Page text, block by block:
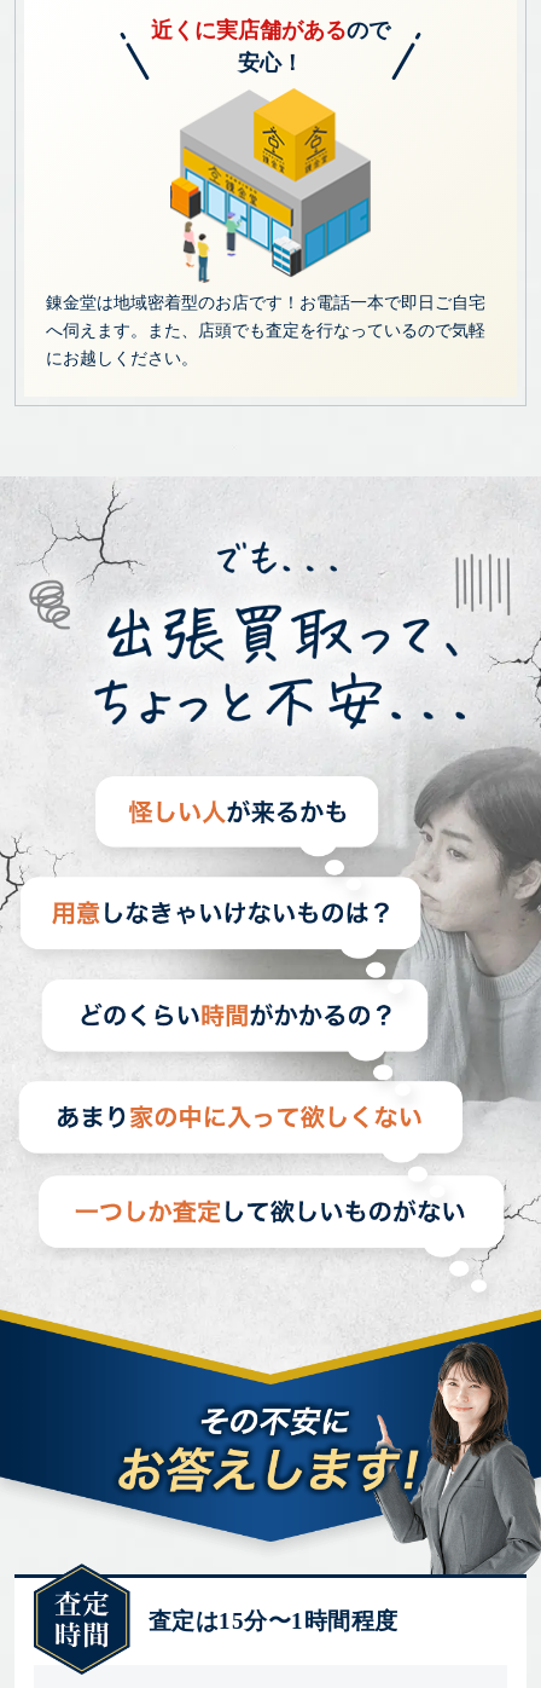
近くに実店舗があるので
安心！
錬金堂は地域密着型のお店です！お電話一本で即日ご自宅
へ伺えます。また、店頭でも査定を行なっているので気軽
にお越しください。
査定は15分〜1時間程度